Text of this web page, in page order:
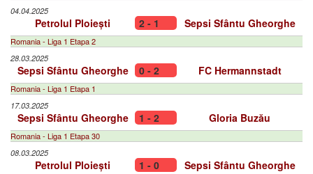
04.04.2025
Petrolul Ploiești 2 - 1 Sepsi Sfântu Gheorghe
Romania - Liga 1 Etapa 2
28.03.2025
Sepsi Sfântu Gheorghe 0 - 2 FC Hermannstadt
Romania - Liga 1 Etapa 1
17.03.2025
Sepsi Sfântu Gheorghe 1 - 2 Gloria Buzău
Romania - Liga 1 Etapa 30
08.03.2025
Petrolul Ploiești 1 - 0 Sepsi Sfântu Gheorghe